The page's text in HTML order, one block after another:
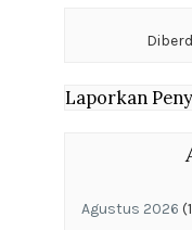
Laporkan
Agustus 2026